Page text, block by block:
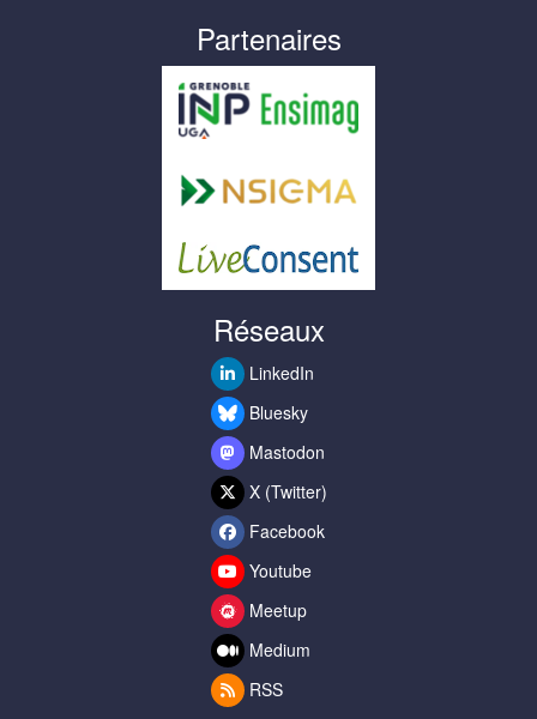
Partenaires
Réseaux
LinkedIn
Bluesky
Mastodon
X (Twitter)
Facebook
Youtube
Meetup
Medium
RSS